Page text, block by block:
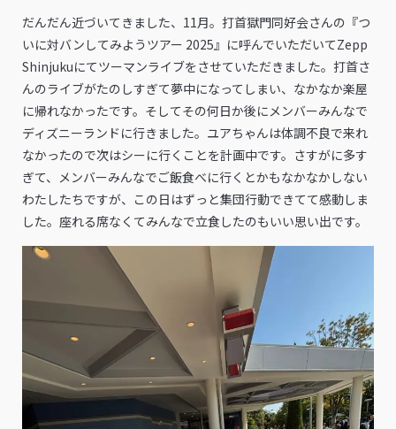
だんだん近づいてきました、11月。打首獄門同好会さんの『つ
いに対バンしてみようツアー 2025』に呼んでいただいてZepp
Shinjukuにてツーマンライブをさせていただきました。打首さ
んのライブがたのしすぎて夢中になってしまい、なかなか楽屋
に帰れなかったです。そしてその何日か後にメンバーみんなで
ディズニーランドに行きました。ユアちゃんは体調不良で来れ
なかったので次はシーに行くことを計画中です。さすがに多す
ぎて、メンバーみんなでご飯食べに行くとかもなかなかしない
わたしたちですが、この日はずっと集団行動できてて感動しま
した。座れる席なくてみんなで立食したのもいい思い出です。